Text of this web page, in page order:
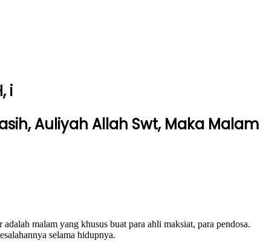
i
Auliyah Allah Swt, Maka Malam
malam yang khusus buat para ahli maksiat, para pendosa.
selama hidupnya.